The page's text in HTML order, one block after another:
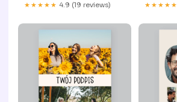
★★★★★ 4.9 (19 reviews) ★★★★★